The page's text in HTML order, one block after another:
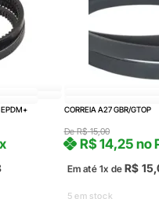
EPDM+ CORREIA A27 GBR/GTOP
DeR$15,00
Em até 1x de R$
R$14,25 no
5 em stock